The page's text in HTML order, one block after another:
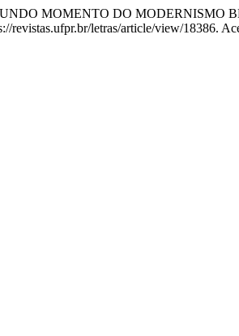
MOMENTO DO
revistas.ufpr.br/letras/article/view/18386.